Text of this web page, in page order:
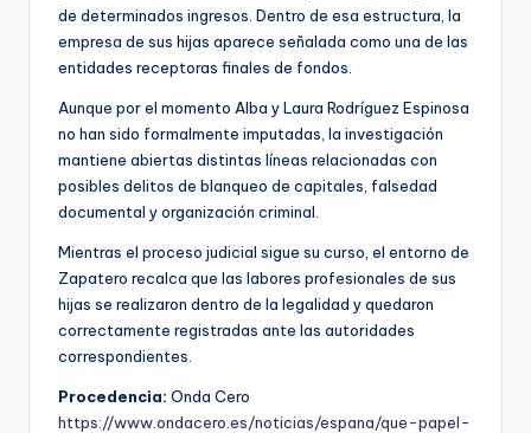
de determinados ingresos. Dentro de esa estructura, la
empresa de sus hijas aparece señalada como una de las
entidades receptoras finales de fondos.
Aunque por el momento Alba y Laura Rodríguez Espinosa
no han sido formalmente imputadas, la investigación
mantiene abiertas distintas líneas relacionadas con
posibles delitos de blanqueo de capitales, falsedad
documental y organización criminal.
Mientras el proceso judicial sigue su curso, el entorno de
Zapatero recalca que las labores profesionales de sus
hijas se realizaron dentro de la legalidad y quedaron
correctamente registradas ante las autoridades
correspondientes.
Procedencia: Onda Cero
https://www.ondacero.es/noticias/espana/que-papel-